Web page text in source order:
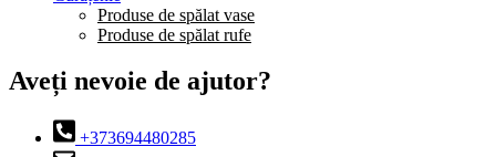
Produse de spălat vase
Produse de spălat rufe
Aveți nevoie de ajutor?
+373694480285